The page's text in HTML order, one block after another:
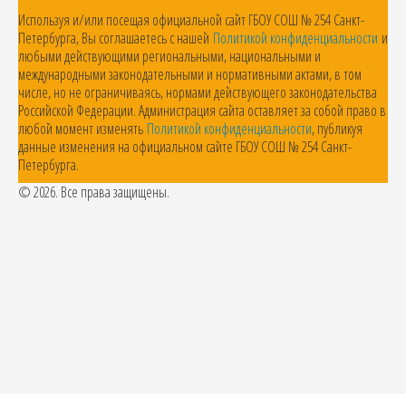
Используя и/или посещая официальной сайт ГБОУ СОШ № 254 Санкт-
Петербурга, Вы соглашаетесь с нашей Политикой конфиденциальности и
любыми действующими региональными, национальными и
международными законодательными и нормативными актами, в том
числе, но не ограничиваясь, нормами действующего законодательства
Российской Федерации. Администрация сайта оставляет за собой право в
любой момент изменять Политикой конфиденциальности, публикуя
данные изменения на официальном сайте ГБОУ СОШ № 254 Санкт-
Петербурга.
© 2026. Все права защищены.